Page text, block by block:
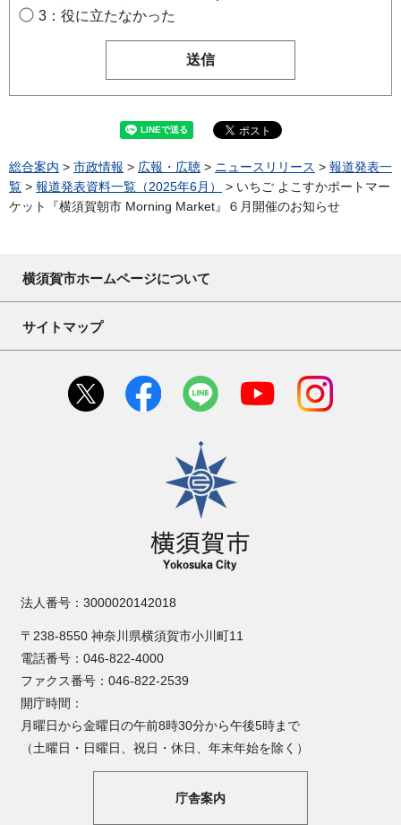
3：役に立たなかった
総合案内 > 市政情報 > 広報・広聴 > ニュースリリース > 報道発表一
覧 > 報道発表資料一覧（2025年6月）
> いちご よこすかポートマー
ケット『横須賀朝市 Morning Market』６月開催のお知らせ
横須賀市ホームページについて
サイトマップ
横須賀市
法人番号：3000020142018
〒238-8550 神奈川県横須賀市小川町11
電話番号：046-822-4000
ファクス番号：046-822-2539
開庁時間：
月曜日から金曜日の午前8時30分から午後5時まで
（土曜日・日曜日、祝日・休日、年末年始を除く）
庁舎案内